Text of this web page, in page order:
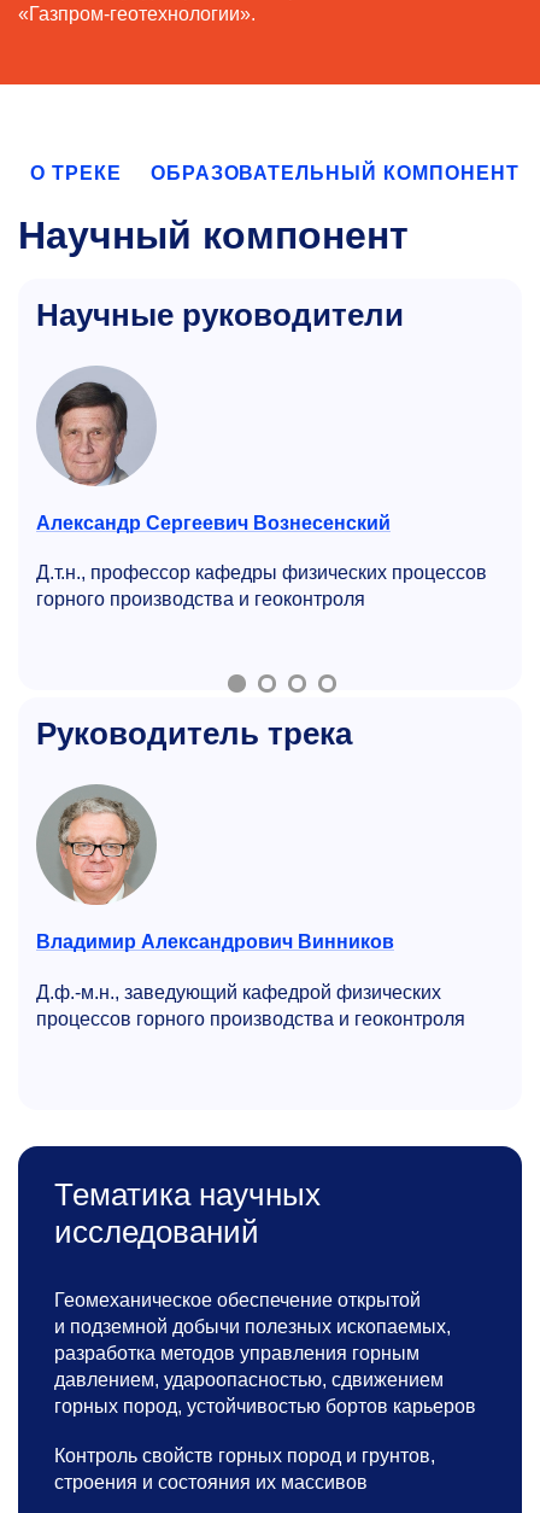
«Газпром-геотехнологии».
О ТРЕКЕ ОБРАЗОВАТЕЛЬНЫЙ КОМПОНЕНТ
Научный компонент
Научные руководители
Александр Сергеевич Вознесенский
Д.т.н., профессор кафедры физических процессов
горного производства и геоконтроля
Руководитель трека
Владимир Александрович Винников
Д.ф.-м.н., заведующий кафедрой физических
процессов горного производства и геоконтроля
Тематика научных
исследований
Геомеханическое обеспечение открытой
и подземной добычи полезных ископаемых,
разработка методов управления горным
давлением, удароопасностью, сдвижением
горных пород, устойчивостью бортов карьеров
Контроль свойств горных пород и грунтов,
строения и состояния их массивов